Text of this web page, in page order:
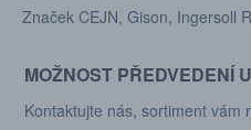
Značek CEJN, Gison, Ingersoll
MOŽNOST PŘEDVEDENÍ
Kontaktujte nás, sortiment vám